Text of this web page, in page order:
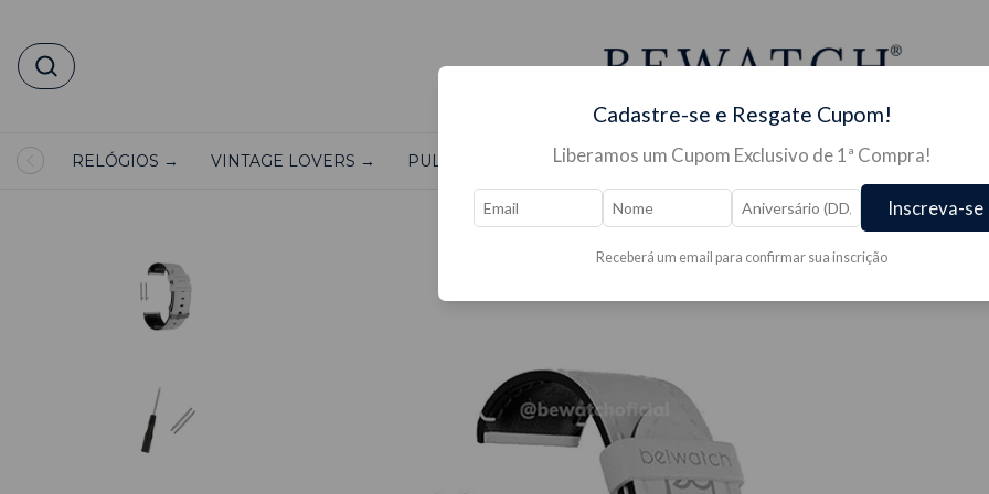
RELÓGIOS → VINTAGE LOVERS → PULSEIRAS PARA RELÓGIO → JÓIAS → PRESENTES →
Cadastre-se e Resgate Cupom!
Liberamos um Cupom Exclusivo de 1ª Compra!
Inscreva-se
Receberá um email para confirmar sua inscrição